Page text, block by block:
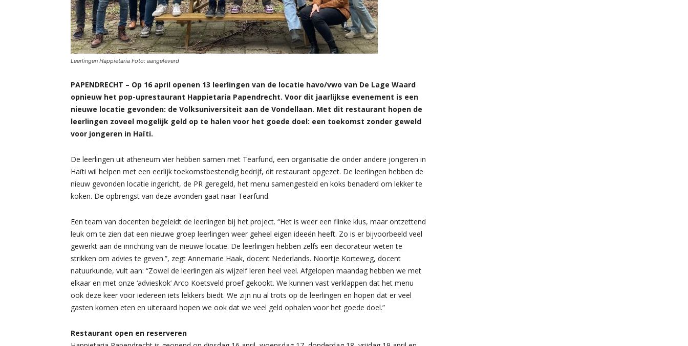
Leerlingen Happietaria Foto: aangeleverd
PAPENDRECHT – Op 16 april openen 13 leerlingen van de locatie havo/vwo van De Lage Waard
opnieuw het pop-uprestaurant Happietaria Papendrecht. Voor dit jaarlijkse evenement is een
nieuwe locatie gevonden: de Volksuniversiteit aan de Vondellaan. Met dit restaurant hopen de
leerlingen zoveel mogelijk geld op te halen voor het goede doel: een toekomst zonder geweld
voor jongeren in Haïti.
De leerlingen uit atheneum vier hebben samen met Tearfund, een organisatie die onder andere jongeren in
Haïti wil helpen met een eerlijk toekomstbestendig bedrijf, dit restaurant opgezet. De leerlingen hebben de
nieuw gevonden locatie ingericht, de PR geregeld, het menu samengesteld en koks benaderd om lekker te
koken. De opbrengst van deze avonden gaat naar Tearfund.
Een team van docenten begeleidt de leerlingen bij het project. “Het is weer een flinke klus, maar ontzettend
leuk om te zien dat een nieuwe groep leerlingen weer geheel eigen ideeën heeft. Zo is er bijvoorbeeld veel
gewerkt aan de inrichting van de nieuwe locatie. De leerlingen hebben zelfs een decorateur weten te
strikken om advies te geven.”, zegt Annemarie Haak, docent Nederlands. Noortje Korteweg, docent
natuurkunde, vult aan: “Zowel de leerlingen als wijzelf leren heel veel. Afgelopen maandag hebben we met
elkaar en met onze ‘advieskok’ Arco Koetsveld proef gekookt. We kunnen vast verklappen dat het menu
ook deze keer voor iedereen iets lekkers biedt. We zijn nu al trots op de leerlingen en hopen dat er veel
gasten komen eten en uiteraard hopen we ook dat we veel geld ophalen voor het goede doel.”
Restaurant open en reserveren